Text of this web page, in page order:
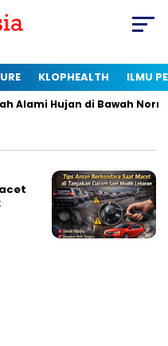
KLOPHEALTH ILMU
di Bawah Normal